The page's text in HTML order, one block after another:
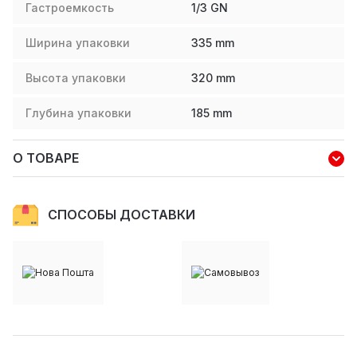
Гастроемкость 1/3 GN
Ширина упаковки 335 mm
Высота упаковки 320 mm
Глубина упаковки 185 mm
О ТОВАРЕ
СПОСОБЫ ДОСТАВКИ